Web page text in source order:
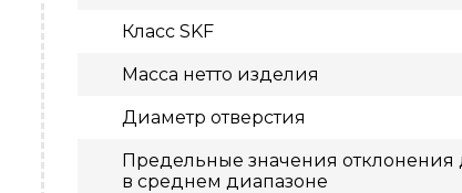
Класс SKF
Масса нетто изделия
Диаметр отверстия
Предельные значения отклонения
в среднем диапазоне